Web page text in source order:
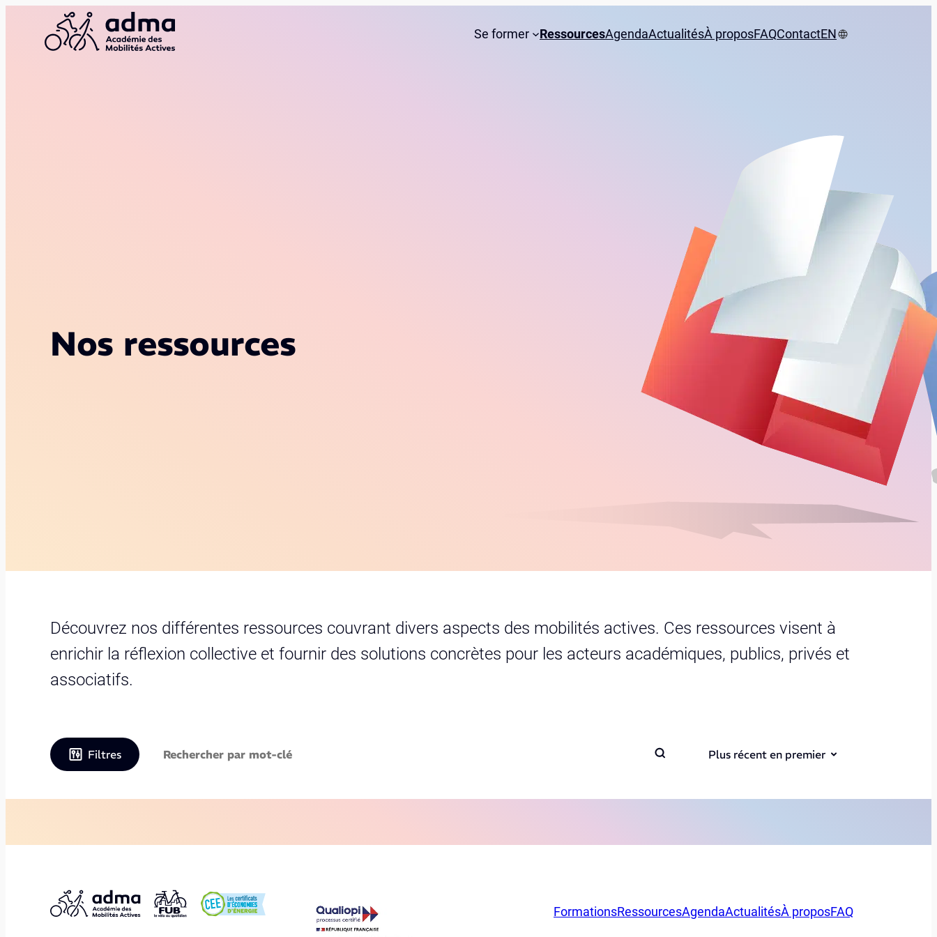
Se former RessourcesAgendaActualitésÀ proposFAQContactEN
Nos ressources
Découvrez nos différentes ressources couvrant divers aspects des mobilités actives. Ces ressources visent à
enrichir la réflexion collective et fournir des solutions concrètes pour les acteurs académiques, publics, privés et
associatifs.
Filtres Plus récent en premier
FormationsRessourcesAgendaActualitésÀ proposFAQ